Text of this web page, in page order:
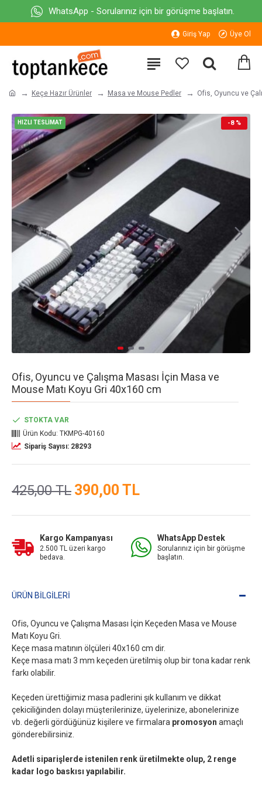
WhatsApp - Sorularınız için bir görüşme başlatın.
Giriş Yap Üye Ol
Keçe Hazır Ürünler Masa ve Mouse Pedler Ofis, Oyuncu ve
HIZLI TESLİMAT -8 %
Ofis, Oyuncu ve Çalışma Masası İçin Masa ve
Mouse Matı Koyu Gri 40x160 cm
390,00 TL
425,00 TL
STOKTA VAR
Ürün Kodu: TKMPG-40160
Sipariş Sayısı: 28293
Kargo Kampanyası
2.500 TL üzeri kargo
bedava.
WhatsApp Destek
Sorularınız için bir görüşme
başlatın.
ÜRÜN BILGILERI
Ofis, Oyuncu ve Çalışma Masası İçin Keçeden Masa ve Mouse
Matı Koyu Gri.
Keçe masa matının ölçüleri 40x160 cm dir.
Keçe masa matı 3 mm keçeden üretilmiş olup bir tona kadar renk
farkı olabilir.
Keçeden ürettiğimiz masa padlerini şık kullanım ve dikkat
çekiciliğinden dolayı müşterilerinize, üyelerinize, abonelerinize
vb. değerli gördüğünüz kişilere ve firmalara promosyon amaçlı
gönderebilirsiniz.
Adetli siparişlerde istenilen renk üretilmekte olup, 2 renge
kadar logo baskısı yapılabilir.